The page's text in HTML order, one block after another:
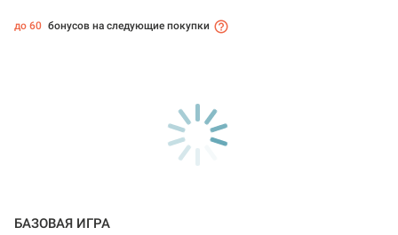
до 60 бонусов на следующие покупки
БАЗОВАЯ ИГРА